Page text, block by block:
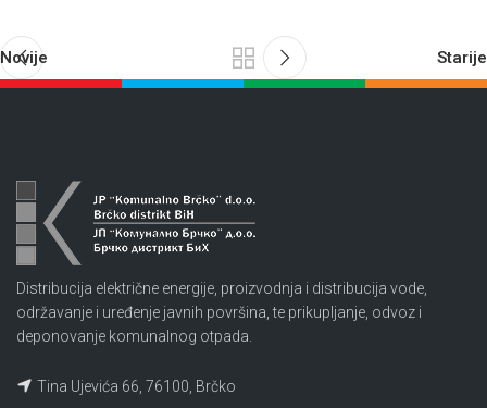
Novije Starije
Distribucija električne energije, proizvodnja i distribucija vode,
održavanje i uređenje javnih površina, te prikupljanje, odvoz i
deponovanje komunalnog otpada.
Tina Ujevića 66, 76100, Brčko